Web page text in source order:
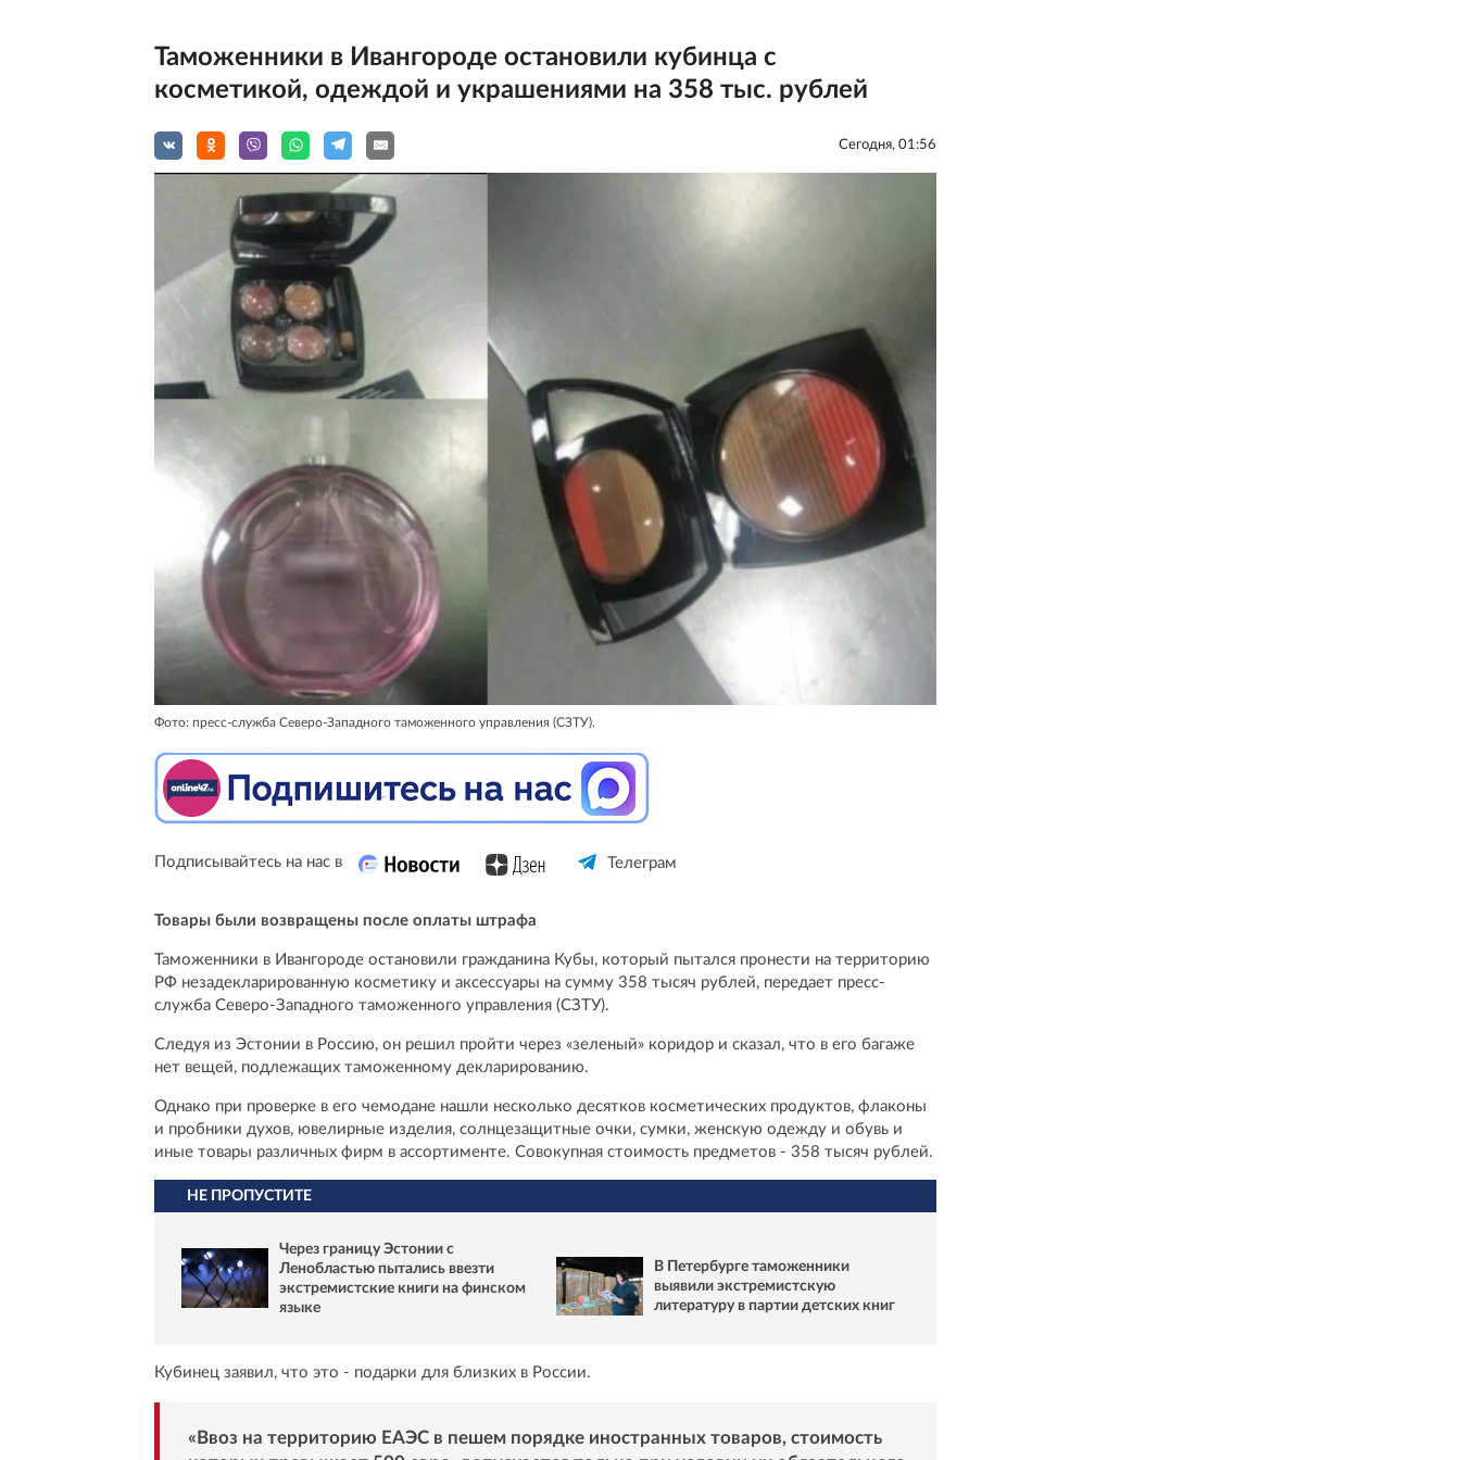
Таможенники в Ивангороде остановили кубинца с
косметикой, одеждой и украшениями на 358 тыс. рублей
Сегодня, 01:56
Фото: пресс-служба Северо-Западного таможенного управления (СЗТУ).
Подписывайтесь на нас в Телеграм
Товары были возвращены после оплаты штрафа
Таможенники в Ивангороде остановили гражданина Кубы, который пытался пронести на территорию
РФ незадекларированную косметику и аксессуары на сумму 358 тысяч рублей, передает пресс-
служба Северо-Западного таможенного управления (СЗТУ).
Следуя из Эстонии в Россию, он решил пройти через «зеленый» коридор и сказал, что в его багаже
нет вещей, подлежащих таможенному декларированию.
Однако при проверке в его чемодане нашли несколько десятков косметических продуктов, флаконы
и пробники духов, ювелирные изделия, солнцезащитные очки, сумки, женскую одежду и обувь и
иные товары различных фирм в ассортименте. Совокупная стоимость предметов - 358 тысяч рублей.
НЕ ПРОПУСТИТЕ
Через границу Эстонии с
Ленобластью пытались ввезти
экстремистские книги на финском
языке
В Петербурге таможенники
выявили экстремистскую
литературу в партии детских книг
Кубинец заявил, что это - подарки для близких в России.
«Ввоз на территорию ЕАЭС в пешем порядке иностранных товаров, стоимость